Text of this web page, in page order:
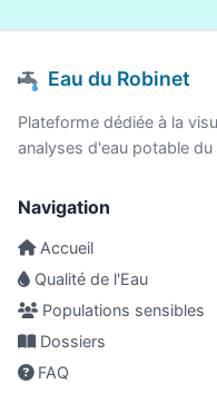
Eau du Robinet
Plateforme dédiée à la
analyses d'eau potable du
Navigation
Accueil
Qualité de l'Eau
Populations sensibles
Dossiers
FAQ